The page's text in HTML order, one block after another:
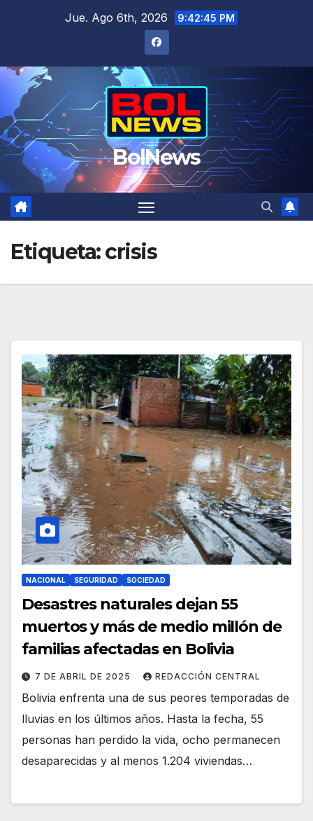
Jue. Ago 6th, 2026 9:42:45 PM
BolNews
Etiqueta:crisis
NACIONAL SEGURIDAD SOCIEDAD
Desastres naturales dejan 55
muertos y más de medio millón de
familias afectadas en Bolivia
7 DE ABRIL DE 2025 REDACCIÓN CENTRAL
Bolivia enfrenta una de sus peores temporadas de
lluvias en los últimos años. Hasta la fecha, 55
personas han perdido la vida, ocho permanecen
desaparecidas y al menos 1.204 viviendas…